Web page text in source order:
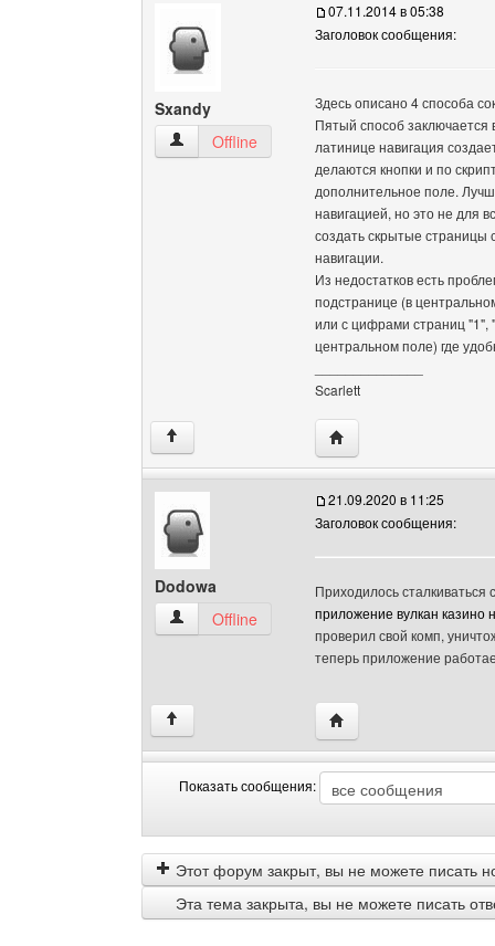
Sxandy
Sxandy Посмотреть профиль
Offline
07.11.2014 в 05:38
Заголовок сообщения:
Здесь описано 4 способа
Пятый способ заключается
латинице навигация
делаются кнопки и по
дополнительное поле.
навигацией, но это не для
создать скрытые страницы
навигации.
Из недостатков есть
подстранице (в
или с цифрами страниц "1",
центральном поле) где
Scarlett
↑ Посетить сайт
Dodowa
Dodowa Посмотреть профиль
Offline
21.09.2020 в 11:25
Заголовок сообщения:
Приходилось сталкиваться
приложение вулкан казино
проверил свой комп,
теперь приложение
↑ Посетить сайт
Показать сообщения:
сообщения
by
Этот форум закрыт, вы не можете писать
Эта тема закрыта, вы не можете писать